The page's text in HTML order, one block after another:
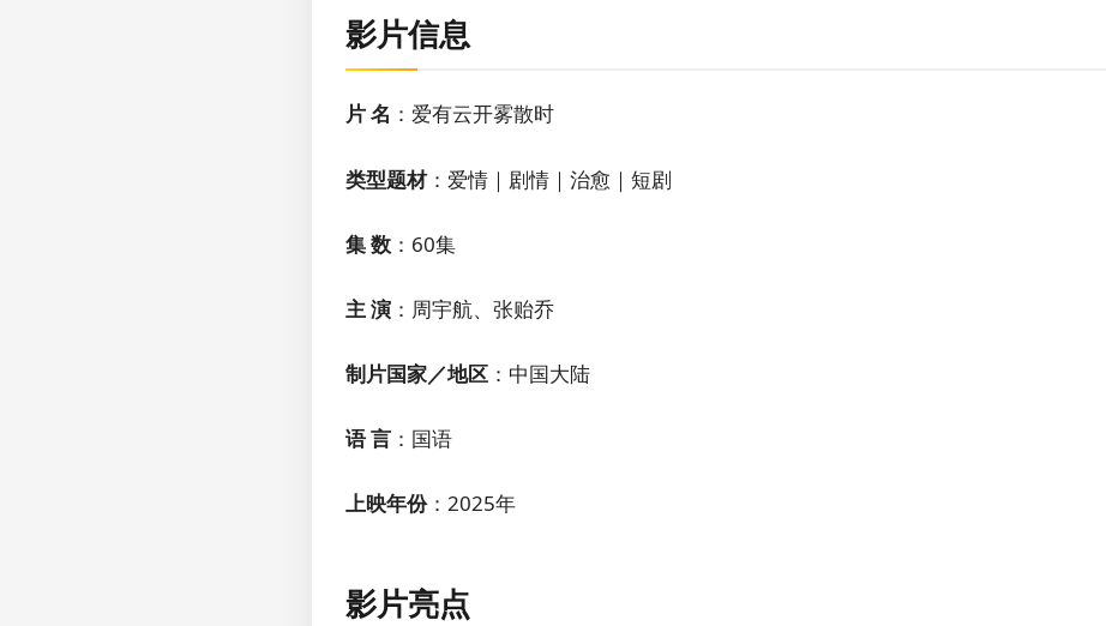
影片信息
片 名 ：爱有云开雾散时
类型题材：爱情｜剧情｜治愈｜短剧
集 数 ：60集
主 演 ：周宇航、张贻乔
制片国家／地区 ：中国大陆
语 言 ：国语
上映年份：2025年
影片亮点